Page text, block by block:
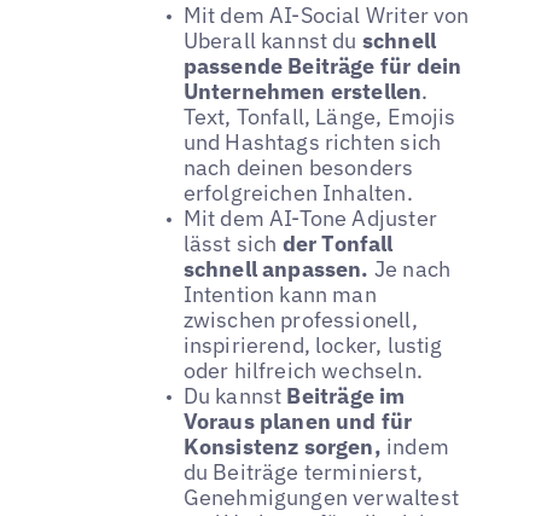
Mit dem AI-Social Writer von
Uberall kannst du schnell
passende Beiträge für dein
Unternehmen erstellen.
Text, Tonfall, Länge, Emojis
und Hashtags richten sich
nach deinen besonders
erfolgreichen Inhalten.
Mit dem AI-Tone Adjuster
lässt sich der Tonfall
schnell anpassen. Je nach
Intention kann man
zwischen professionell,
inspirierend, locker, lustig
oder hilfreich wechseln.
Du kannst Beiträge im
Voraus planen und für
Konsistenz sorgen, indem
du Beiträge terminierst,
Genehmigungen verwaltest